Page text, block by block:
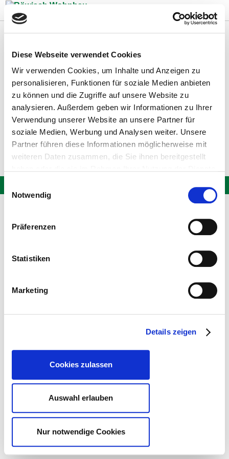
Diese Webseite verwendet Cookies
Wir verwenden Cookies, um Inhalte und Anzeigen zu
personalisieren, Funktionen für soziale Medien anbieten
zu können und die Zugriffe auf unsere Website zu
analysieren. Außerdem geben wir Informationen zu Ihrer
Verwendung unserer Website an unsere Partner für
soziale Medien, Werbung und Analysen weiter. Unsere
Partner führen diese Informationen möglicherweise mit
weiteren Daten zusammen, die Sie ihnen bereitgestellt
Notwendig
Präferenzen
Statistiken
Marketing
Details zeigen
Cookies zulassen
Auswahl erlauben
Nur notwendige Cookies
Zum Inhalt springen
Zurück